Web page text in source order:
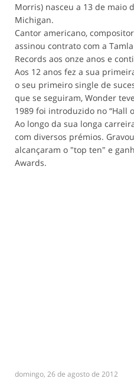
Morris) nasceu a 13 de maio
Michigan.
Cantor americano,
assinou contrato com a
Records aos onze anos e
Aos 12 anos fez a sua
o seu primeiro single de
que se seguiram, Wonder
1989 foi introduzido no “Hall
Ao longo da sua longa
com diversos prémios.
alcançaram o "top ten" e
Awards.
domingo, 26 de agosto de 2012